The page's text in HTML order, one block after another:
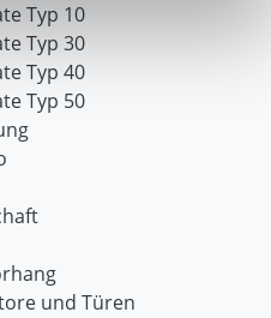
Typ 10
Typ 30
Typ 40
Typ 50
und Türen